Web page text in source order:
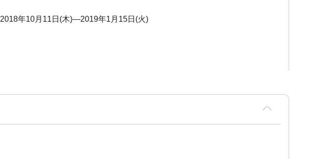
2018年10月11日(木)―2019年1月15日(火)